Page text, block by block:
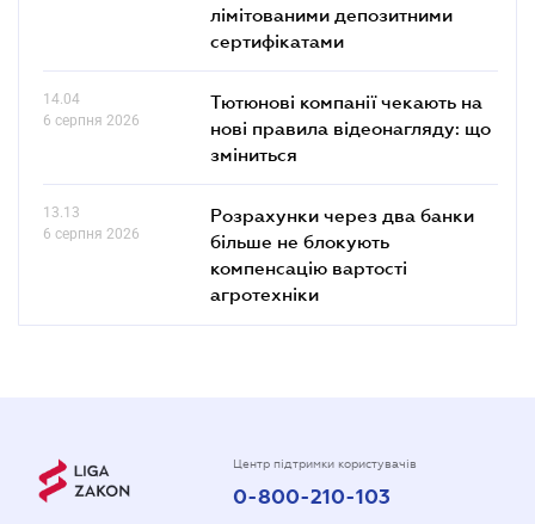
лімітованими депозитними
сертифікатами
14.04
6 серпня 2026
Тютюнові компанії чекають на
нові правила відеонагляду: що
зміниться
13.13
6 серпня 2026
Розрахунки через два банки
більше не блокують
компенсацію вартості
агротехніки
Центр підтримки користувачів
0-800-210-103